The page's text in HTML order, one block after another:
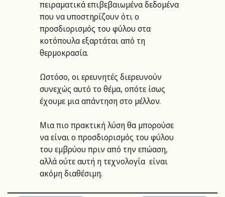
πειραματικά επιβεβαιωμένα δεδομένα
που να υποστηρίζουν ότι ο
προσδιορισμός του φύλου στα
κοτόπουλα εξαρτάται από τη
θερμοκρασία.
Ωστόσο, οι ερευνητές διερευνούν
συνεχώς αυτό το θέμα, οπότε ίσως
έχουμε μια απάντηση στο μέλλον.
Μια πιο πρακτική λύση θα μπορούσε
να είναι ο προσδιορισμός του φύλου
του εμβρύου πριν από την επώαση,
αλλά ούτε αυτή η τεχνολογία  είναι
ακόμη διαθέσιμη.